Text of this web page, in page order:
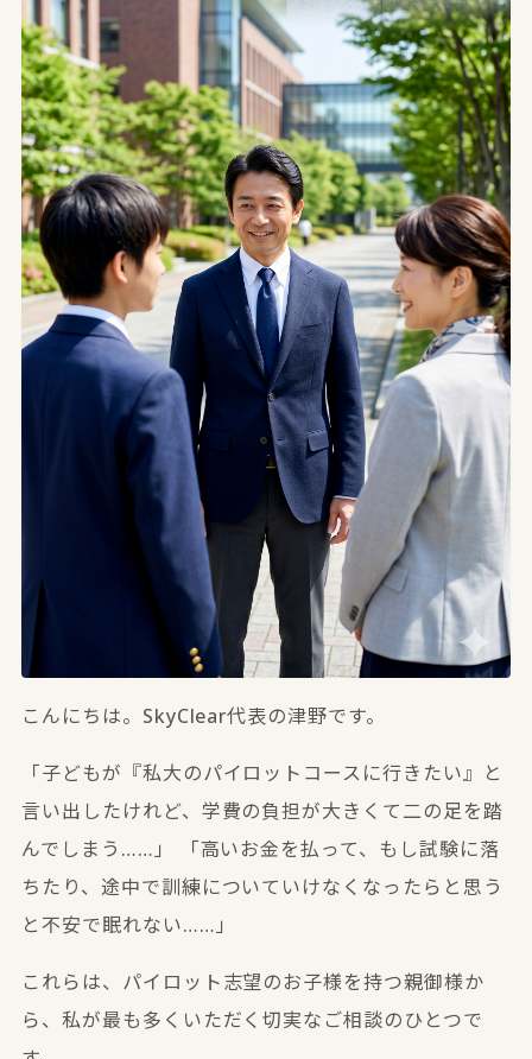
こんにちは。SkyClear代表の津野です。
「子どもが『私大のパイロットコースに行きたい』と
言い出したけれど、学費の負担が大きくて二の足を踏
んでしまう……」 「高いお金を払って、もし試験に落
ちたり、途中で訓練についていけなくなったらと思う
と不安で眠れない……」
これらは、パイロット志望のお子様を持つ親御様か
ら、私が最も多くいただく切実なご相談のひとつで